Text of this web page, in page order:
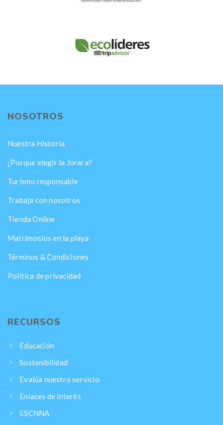
NOSOTROS
Nuestra Historia
¿Porque elegir la Jorara?
Turismo responsable
Trabaja con nosotros
Tienda Online
Matrimonios en la playa
Términos & Condiciones
Politica de privacidad
RECURSOS
Educación
Sostenibilidad
Evalúa nuestro servicio
Enlaces de interés
ESCNNA